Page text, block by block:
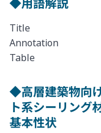
◆用語解説
Title
Annotation
Table
◆高層建築物向
ト系シーリング
基本性状